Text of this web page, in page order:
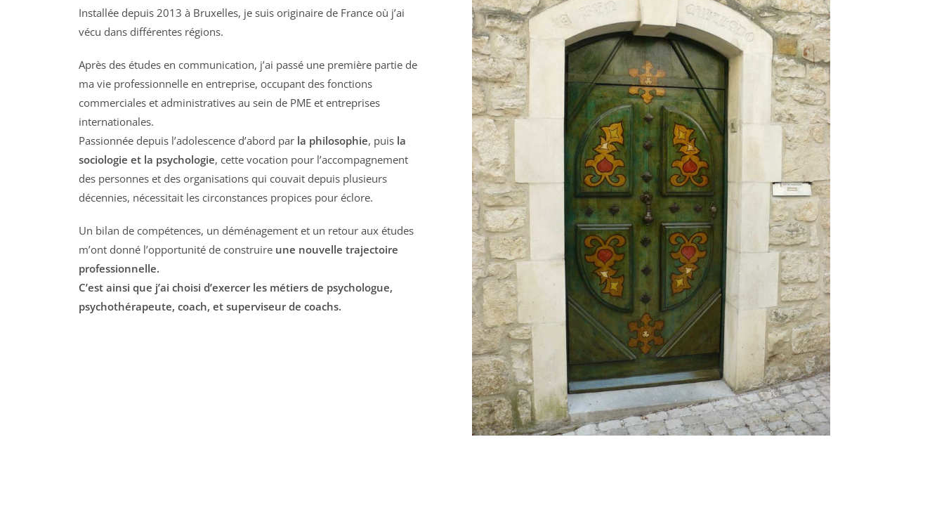
Installée depuis 2013 à Bruxelles, je suis originaire de France où j’ai
vécu dans différentes régions.
Après des études en communication, j’ai passé une première partie de
ma vie professionnelle en entreprise, occupant des fonctions
commerciales et administratives au sein de PME et entreprises
internationales.
Passionnée depuis l’adolescence d’abord par la philosophie, puis la
sociologie et la psychologie, cette vocation pour l’accompagnement
des personnes et des organisations qui couvait depuis plusieurs
décennies, nécessitait les circonstances propices pour éclore.
Un bilan de compétences, un déménagement et un retour aux études
m’ont donné l’opportunité de construire une nouvelle trajectoire
professionnelle.
C’est ainsi que j’ai choisi d’exercer les métiers de psychologue,
psychothérapeute, coach, et superviseur de coachs.